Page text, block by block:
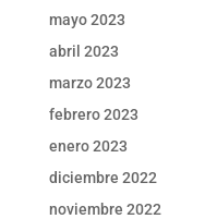
mayo 2023
abril 2023
marzo 2023
febrero 2023
enero 2023
diciembre 2022
noviembre 2022